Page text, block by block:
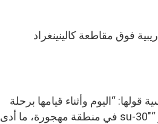
30″، خلال رحلة تدريبية فوق مقاطعة كالينينغراد
“اليوم وأثناء قيامها برحلة
تدريبية في مقاطعة كالينينغراد، تحطمت طائرة من طراز “su-30″ في منطقة مهجورة، ما أدى